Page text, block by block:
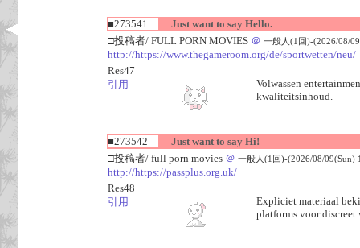
■273541
Just want to say Hello.
□投稿者/ FULL PORN MOVIES ＠ 一般人(1回)-(2026/08/
http://https://www.thegameroom.org/de/sportwetten/neu/
Res47
引用
Volwassen
kwaliteitsinhoud.
■273542
Just want to say Hi!
□投稿者/ full porn movies ＠ 一般人(1回)-(2026/08/09(Sun)
http://https://passplus.org.uk/
Res48
引用
Expliciet materiaal
platforms voor discreet